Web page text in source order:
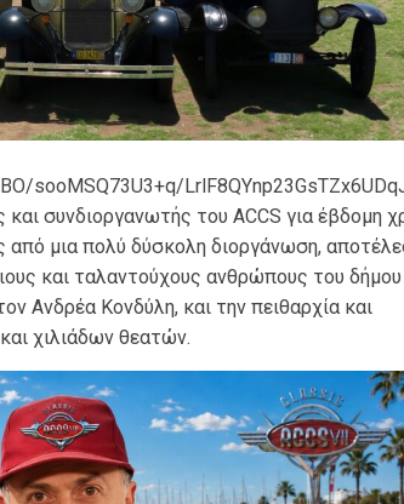
sooMSQ73U3+q/
συνδιοργανωτής του ΑCCS για έβδομη
από μια πολύ δύσκολη διοργάνωση,
και ταλαντούχους ανθρώπους του δήμου
Ανδρέα Κονδύλη, και την πειθαρχία και
χιλιάδων θεατών.